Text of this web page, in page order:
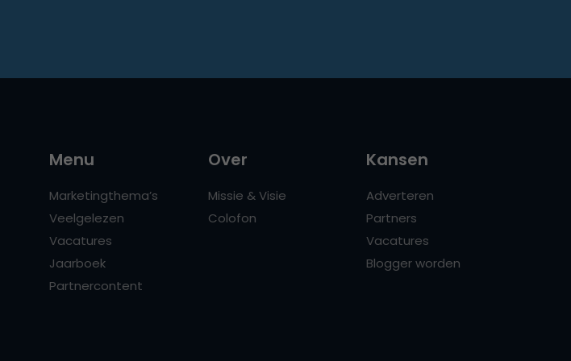
Menu
Marketingthema’s
Veelgelezen
Vacatures
Jaarboek
Partnercontent
Over
Missie & Visie
Colofon
Kansen
Adverteren
Partners
Vacatures
Blogger worden